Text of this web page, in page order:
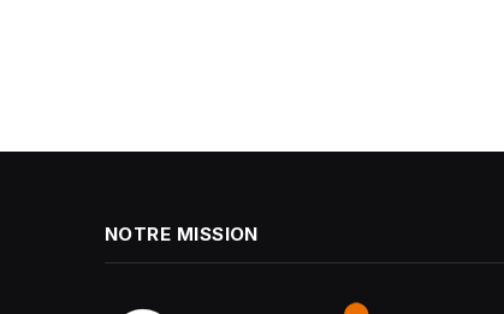
NOTRE MISSION